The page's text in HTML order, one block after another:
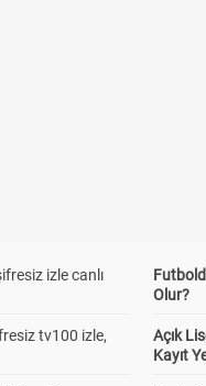
izle canlı
tv100 izle,
Olur?
Açık
Kayıt